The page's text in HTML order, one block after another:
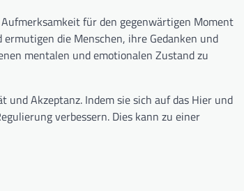
für den gegenwärtigen Moment
die Menschen, ihre Gedanken und
mentalen und emotionalen Zustand zu
Akzeptanz. Indem sie sich auf das Hier und
verbessern. Dies kann zu einer